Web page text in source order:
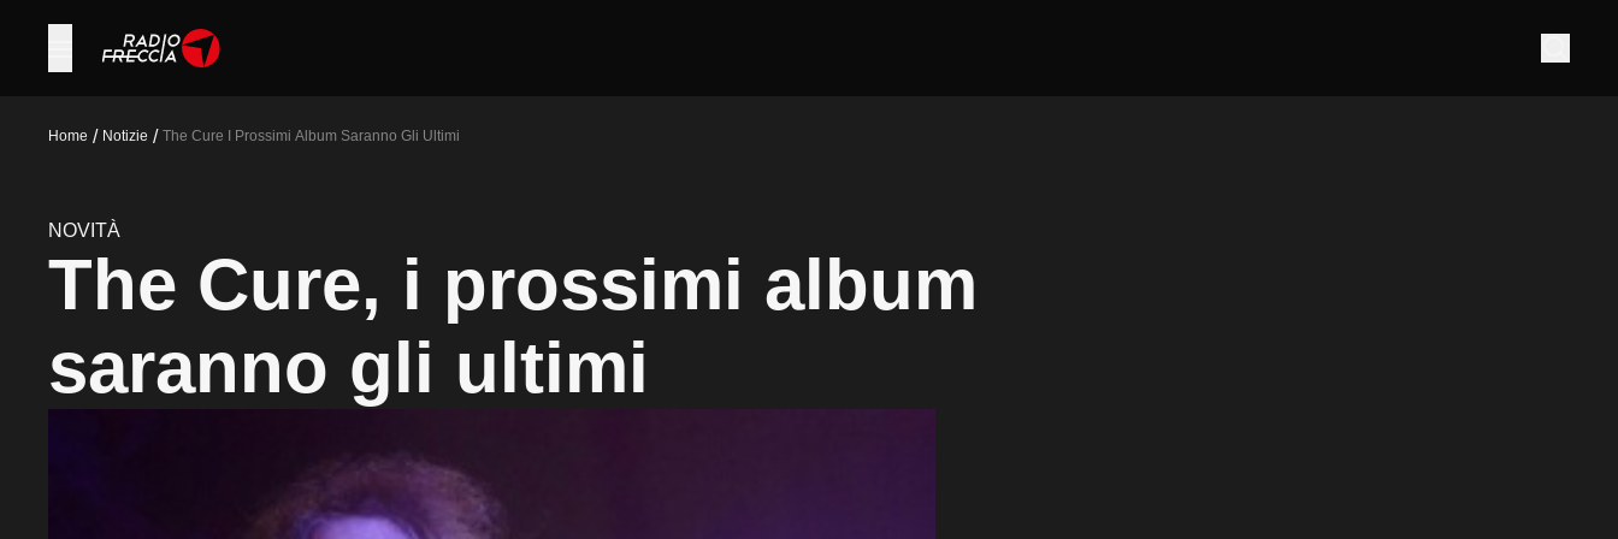
Home / Notizie / The Cure I Prossimi Album Saranno Gli Ultimi
NOVITÀ
The Cure, i prossimi album
saranno gli ultimi